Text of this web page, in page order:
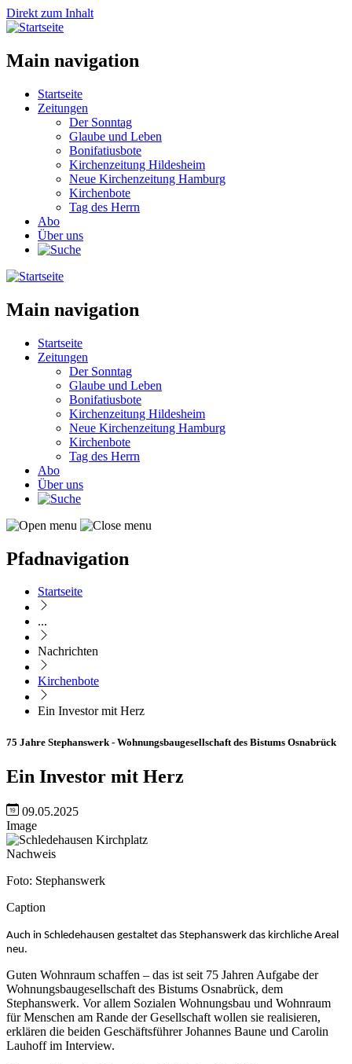
Direkt zum Inhalt
Main navigation
Startseite
Zeitungen
Der Sonntag
Glaube und Leben
Bonifatiusbote
Kirchenzeitung Hildesheim
Neue Kirchenzeitung Hamburg
Kirchenbote
Tag des Herrn
Abo
Über uns
Main navigation
Startseite
Zeitungen
Der Sonntag
Glaube und Leben
Bonifatiusbote
Kirchenzeitung Hildesheim
Neue Kirchenzeitung Hamburg
Kirchenbote
Tag des Herrn
Abo
Über uns
Pfadnavigation
Startseite
...
Nachrichten
Kirchenbote
Ein Investor mit Herz
75 Jahre Stephanswerk - Wohnungsbaugesellschaft des Bistums Osnabrück
Ein Investor mit Herz
09.05.2025
Image
Nachweis
Foto: Stephanswerk
Caption
Auch in Schledehausen gestaltet das Stephanswerk das kirchliche Areal
neu.
Guten Wohnraum schaffen – das ist seit 75 Jahren Aufgabe der
Wohnungsbaugesellschaft des Bistums Osnabrück, dem
Stephanswerk. Vor allem Sozialen Wohnungsbau und Wohnraum
für Menschen am Rande der Gesellschaft wollen sie realisieren,
erklären die beiden Geschäftsführer Johannes Baune und Carolin
Lauhoff im Interview.